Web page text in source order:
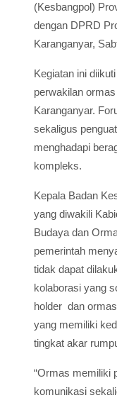
(Kesbangpol)
dengan DPRD
Karanganyar,
Kegiatan ini
perwakilan
Karanganyar.
sekaligus
menghadapi
kompleks.
Kepala Badan
yang diwakili
Budaya dan
pemerintah
tidak dapat
kolaborasi yang
holder dan
yang memiliki
tingkat akar
“Ormas memiliki
komunikasi